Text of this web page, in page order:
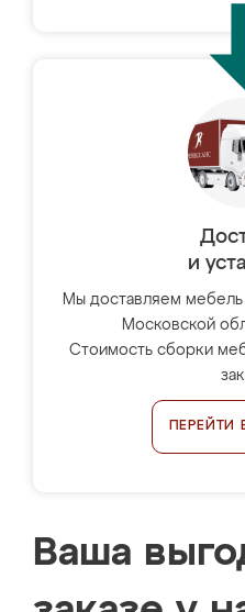
и
Мы доставляем мебель
Московской
Стоимость сборки
ПЕРЕЙТИ
Ваша